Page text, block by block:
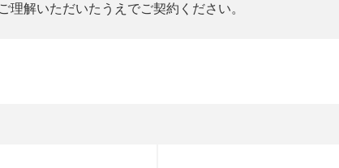
理解いただいたうえでご契約ください。